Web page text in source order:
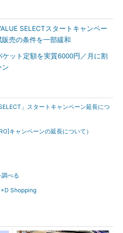
SELECTスタートキャンペー
売の条件を一部緩和
ット定額を実質6000円／月に割
ン
」スタートキャンペーン延長につ
キャンペーンの延長について）
べる
Shopping